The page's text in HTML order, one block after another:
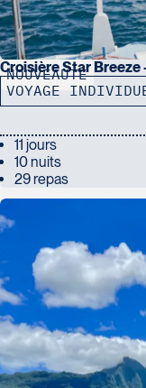
NOUVEAUTÉ
Croisière Star Breeze
VOYAGE
11 jours
10 nuits
29 repas